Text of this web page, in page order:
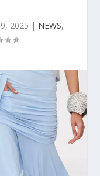
9, 2025 | NEWS,